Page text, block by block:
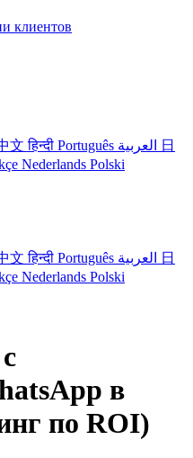
клиентов
文हिन्दी Português
日
Nederlands Polski
文हिन्दी Português
日
Nederlands Polski
в
по ROI)